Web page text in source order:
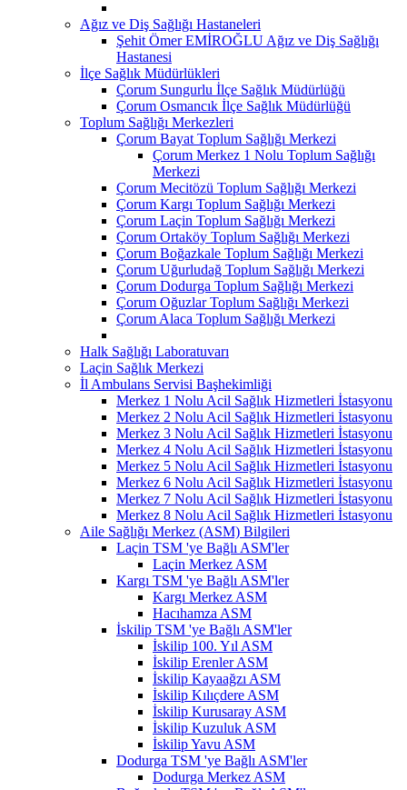
Ağız ve Diş Sağlığı Hastaneleri
Şehit Ömer EMİROĞLU Ağız ve Diş Sağlığı
Hastanesi
İlçe Sağlık Müdürlükleri
Çorum Sungurlu İlçe Sağlık Müdürlüğü
Çorum Osmancık İlçe Sağlık Müdürlüğü
Toplum Sağlığı Merkezleri
Çorum Bayat Toplum Sağlığı Merkezi
Çorum Merkez 1 Nolu Toplum Sağlığı
Merkezi
Çorum Mecitözü Toplum Sağlığı Merkezi
Çorum Kargı Toplum Sağlığı Merkezi
Çorum Laçin Toplum Sağlığı Merkezi
Çorum Ortaköy Toplum Sağlığı Merkezi
Çorum Boğazkale Toplum Sağlığı Merkezi
Çorum Uğurludağ Toplum Sağlığı Merkezi
Çorum Dodurga Toplum Sağlığı Merkezi
Çorum Oğuzlar Toplum Sağlığı Merkezi
Çorum Alaca Toplum Sağlığı Merkezi
Halk Sağlığı Laboratuvarı
Laçin Sağlık Merkezi
İl Ambulans Servisi Başhekimliği
Merkez 1 Nolu Acil Sağlık Hizmetleri İstasyonu
Merkez 2 Nolu Acil Sağlık Hizmetleri İstasyonu
Merkez 3 Nolu Acil Sağlık Hizmetleri İstasyonu
Merkez 4 Nolu Acil Sağlık Hizmetleri İstasyonu
Merkez 5 Nolu Acil Sağlık Hizmetleri İstasyonu
Merkez 6 Nolu Acil Sağlık Hizmetleri İstasyonu
Merkez 7 Nolu Acil Sağlık Hizmetleri İstasyonu
Merkez 8 Nolu Acil Sağlık Hizmetleri İstasyonu
Aile Sağlığı Merkez (ASM) Bilgileri
Laçin TSM 'ye Bağlı ASM'ler
Laçin Merkez ASM
Kargı TSM 'ye Bağlı ASM'ler
Kargı Merkez ASM
Hacıhamza ASM
İskilip TSM 'ye Bağlı ASM'ler
İskilip 100. Yıl ASM
İskilip Erenler ASM
İskilip Kayaağzı ASM
İskilip Kılıçdere ASM
İskilip Kurusaray ASM
İskilip Kuzuluk ASM
İskilip Yavu ASM
Dodurga TSM 'ye Bağlı ASM'ler
Dodurga Merkez ASM